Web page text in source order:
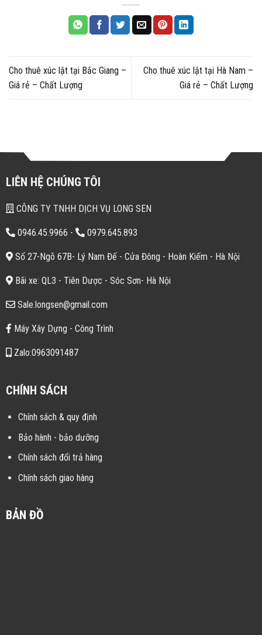
Cho thuê xúc lật tại Bắc Giang –
Giá rẻ – Chất Lượng
Cho thuê xúc lật tại Hà Nam –
Giá rẻ – Chất Lượng
LIÊN HỆ CHÚNG TÔI
CÔNG TY TNHH DỊCH VỤ LONG SEN
0946.45.9966 - 0979.645.893
Số 27-Ngõ 67B- Lý Nam Đế - Cửa Đông - Hoàn Kiếm - Hà Nội
Bãi xe: QL3 - Tiên Dược - Sóc Sơn- Hà Nội
Sale.longsen@gmail.com
Máy Xây Dựng - Công Trình
Zalo:0963091487
CHÍNH SÁCH
Chính sách & quy định
Bảo hành - bảo dưỡng
Chính sách đổi trả hàng
Chính sách giao hàng
BẢN ĐỒ